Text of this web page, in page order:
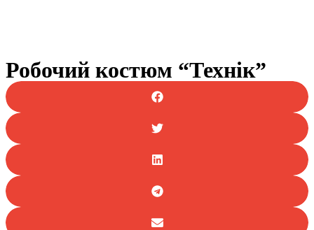
Робочий костюм “Технік”